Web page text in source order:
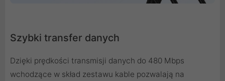
Szybki transfer danych
Dzięki prędkości transmisji danych do 480 Mbps
wchodzące w skład zestawu kable pozwalają na